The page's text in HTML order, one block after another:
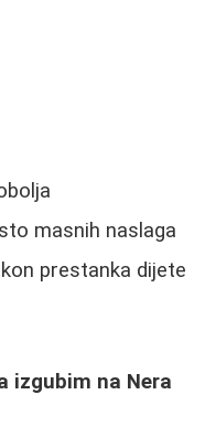
masnih naslaga
prestanka dijete
izgubim na Nera